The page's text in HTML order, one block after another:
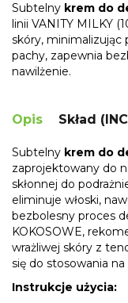
Subtelny krem do
linii VANITY MILKY
skóry, minimalizując
pachy, zapewnia
nawilżenie.
Opis Skład
Subtelny krem do
zaprojektowany do
skłonnej do
eliminuje włoski,
bezbolesny proces
KOKOSOWE,
wrażliwej skóry z
się do stosowania
Instrukcje użycia: